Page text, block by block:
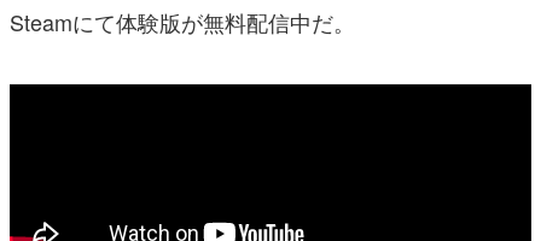
運営：株式会社マレ
Steamにて体験版が無料配信中だ。